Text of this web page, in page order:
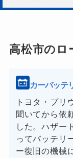
高松市のロ
カーバッテ
トヨタ・プリ
聞いてから依
した。ハザー
ってバッテリ
ー復旧の機械